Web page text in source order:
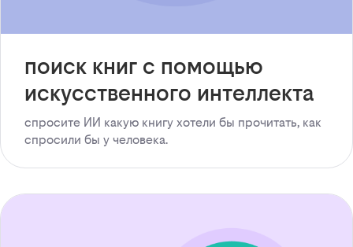
поиск книг с помощью
искусственного интеллекта
спросите ИИ какую книгу хотели бы прочитать, как
спросили бы у человека.